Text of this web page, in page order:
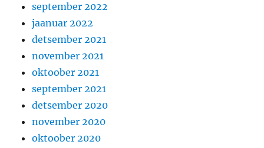
september 2022
jaanuar 2022
detsember 2021
november 2021
oktoober 2021
september 2021
detsember 2020
november 2020
oktoober 2020